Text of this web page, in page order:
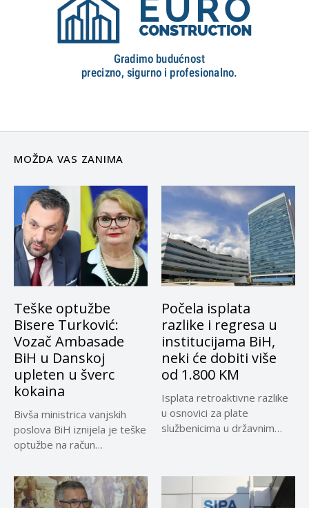
MOŽDA VAS ZANIMA
Teške optužbe
Bisere Turković:
Vozač Ambasade
BiH u Danskoj
upleten u šverc
kokaina
Bivša ministrica vanjskih
poslova BiH iznijela je teške
optužbe na račun
Počela isplata
razlike i regresa u
institucijama BiH,
neki će dobiti više
od 1.800 KM
Isplata retroaktivne razlike
u osnovici za plate
službenicima u državnim